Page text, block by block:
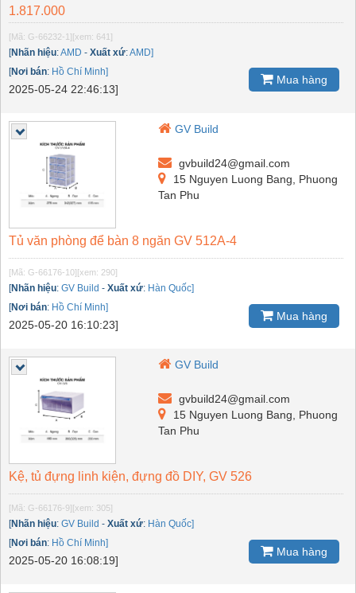
1.817.000
[Mã: G-66232-1] [xem: 641]
[Nhãn hiệu:AMD - Xuất xứ:AMD]
[Nơi bán: Hồ Chí Minh]
2025-05-24 22:46:13]
Mua hàng
GV Build
gvbuild24@gmail.com
15 Nguyen Luong Bang, Phuong
Tan Phu
Tủ văn phòng để bàn 8 ngăn GV 512A-4
[Mã: G-66176-10] [xem: 290]
[Nhãn hiệu: GV Build - Xuất xứ: Hàn Quốc]
[Nơi bán: Hồ Chí Minh]
2025-05-20 16:10:23]
Mua hàng
GV Build
gvbuild24@gmail.com
15 Nguyen Luong Bang, Phuong
Tan Phu
Kệ, tủ đựng linh kiện, đựng đồ DIY, GV 526
[Mã: G-66176-9] [xem: 305]
[Nhãn hiệu: GV Build - Xuất xứ: Hàn Quốc]
[Nơi bán: Hồ Chí Minh]
2025-05-20 16:08:19]
Mua hàng